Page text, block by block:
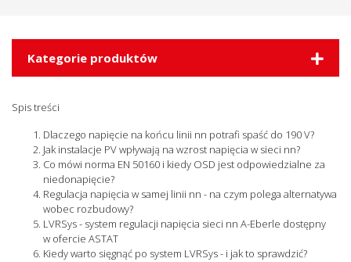
Kategorie produktów
Spis treści
Dlaczego napięcie na końcu linii nn potrafi spaść do 190 V?
Jak instalacje PV wpływają na wzrost napięcia w sieci nn?
Co mówi norma EN 50160 i kiedy OSD jest odpowiedzialne za
niedonapięcie?
Regulacja napięcia w samej linii nn - na czym polega alternatywa
wobec rozbudowy?
LVRSys - system regulacji napięcia sieci nn A-Eberle dostępny
w ofercie ASTAT
Kiedy warto sięgnąć po system LVRSys - i jak to sprawdzić?